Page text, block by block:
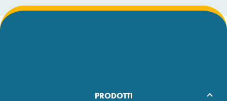
PRODOTTI